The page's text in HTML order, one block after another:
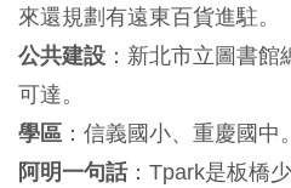
來還規劃有遠東百貨進駐。
公共建設 ：新北市立圖書
可達。
學區 ：信義國小、重慶國中。
阿明一句話：Tpark是板橋